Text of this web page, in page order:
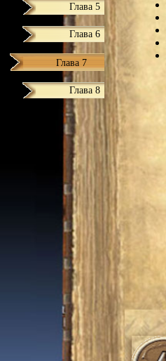
Глава 5
Глава 6
Глава 7
Глава 8